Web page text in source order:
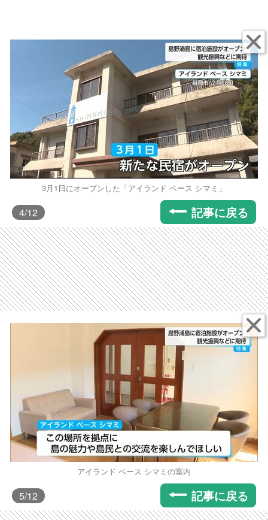
3月1日にオープンした「アイランド ベース シマミ」
4/12 記事に戻る
アイランド ベース シマミの室内
5/12 記事に戻る